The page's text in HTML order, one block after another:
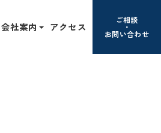
会社案内 アクセス
ご相談
お問い合わせ